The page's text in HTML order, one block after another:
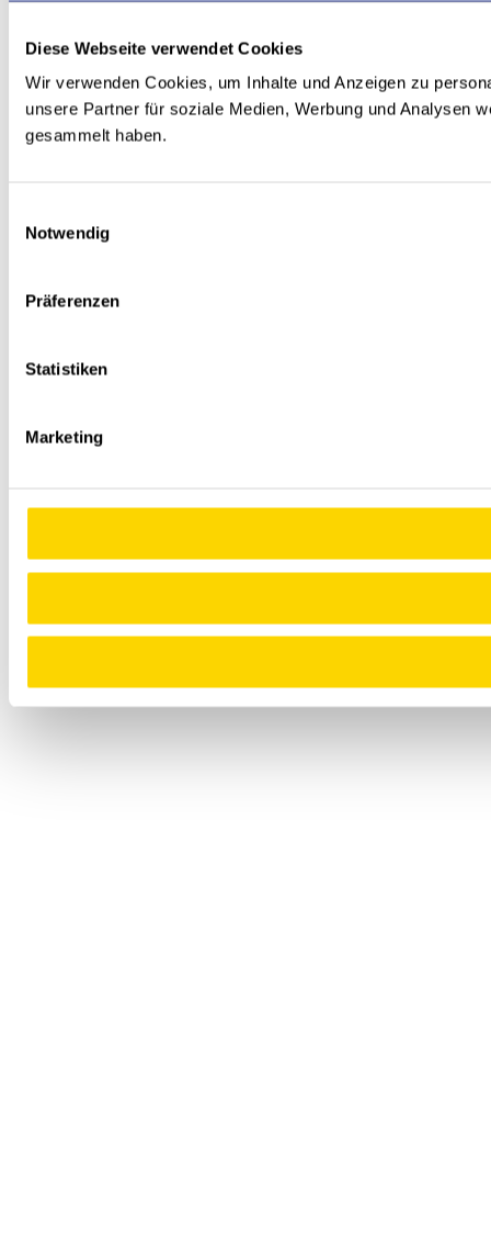
Diese Webseite verwendet Cookies
Wir verwenden Cookies, um Inhalte und Anzeigen zu
unsere Partner für soziale Medien, Werbung und Analysen
gesammelt haben.
Notwendig
Präferenzen
Statistiken
Marketing